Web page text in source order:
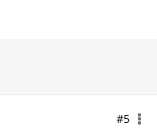
#5